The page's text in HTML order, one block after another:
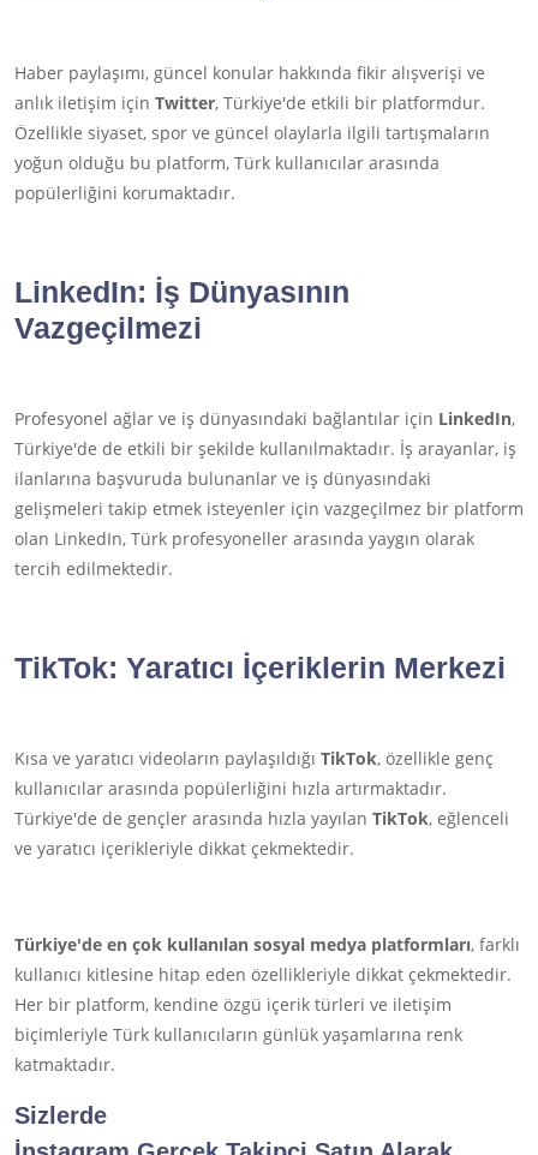
Haber paylaşımı, güncel konular hakkında fikir alışverişi ve
anlık iletişim için Twitter, Türkiye'de etkili bir platformdur.
Özellikle siyaset, spor ve güncel olaylarla ilgili tartışmaların
yoğun olduğu bu platform, Türk kullanıcılar arasında
popülerliğini korumaktadır.
LinkedIn: İş Dünyasının
Vazgeçilmezi
Profesyonel ağlar ve iş dünyasındaki bağlantılar için LinkedIn,
Türkiye'de de etkili bir şekilde kullanılmaktadır. İş arayanlar, iş
ilanlarına başvuruda bulunanlar ve iş dünyasındaki
gelişmeleri takip etmek isteyenler için vazgeçilmez bir platform
olan LinkedIn, Türk profesyoneller arasında yaygın olarak
tercih edilmektedir.
TikTok: Yaratıcı İçeriklerin Merkezi
Kısa ve yaratıcı videoların paylaşıldığı TikTok, özellikle genç
kullanıcılar arasında popülerliğini hızla artırmaktadır.
Türkiye'de de gençler arasında hızla yayılan TikTok, eğlenceli
ve yaratıcı içerikleriyle dikkat çekmektedir.
Türkiye'de en çok kullanılan sosyal medya platformları, farklı
kullanıcı kitlesine hitap eden özellikleriyle dikkat çekmektedir.
Her bir platform, kendine özgü içerik türleri ve iletişim
biçimleriyle Türk kullanıcıların günlük yaşamlarına renk
katmaktadır.
Sizlerde